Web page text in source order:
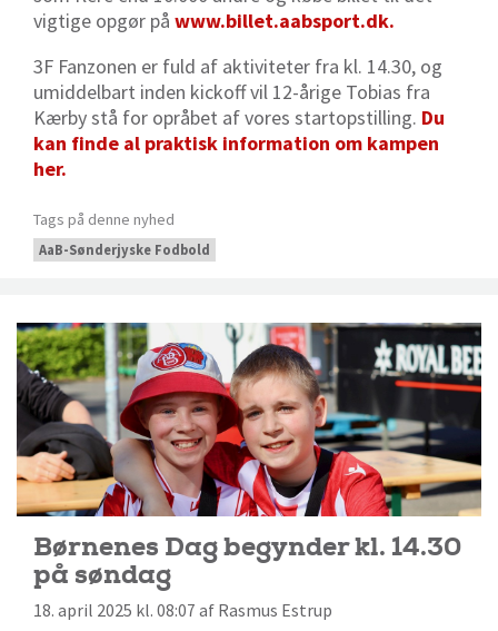
vigtige opgør på www.billet.aabsport.dk.
3F Fanzonen er fuld af aktiviteter fra kl. 14.30, og
umiddelbart inden kickoff vil 12-årige Tobias fra
Kærby stå for opråbet af vores startopstilling. Du
kan finde al praktisk information om kampen
her.
Tags på denne nyhed
AaB-Sønderjyske Fodbold
Børnenes Dag begynder kl. 14.30
på søndag
18. april 2025 kl. 08:07 af Rasmus Estrup